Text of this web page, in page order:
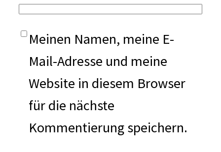
Meinen Namen, meine E-
Mail-Adresse und meine
Website in diesem Browser
für die nächste
Kommentierung speichern.